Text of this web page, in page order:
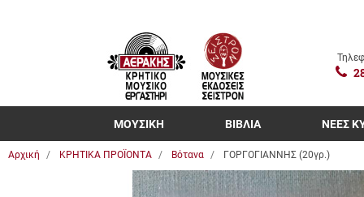
ΜΟΥΣΙΚΗ ΒΙΒΛΙΑ ΝΕΕΣ
Αρχική ΚΡΗΤΙΚΑ ΠΡΟΪΟΝΤΑ Βότανα ΓΟΡΓΟΓΙΑΝΝΗΣ (20γρ.)